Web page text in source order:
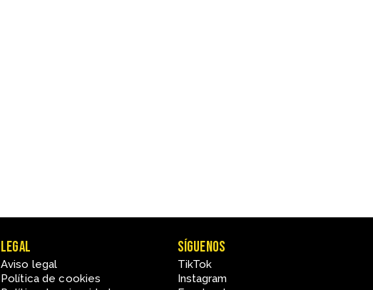
Legal
Aviso legal
Política de cookies
Síguenos
TikTok
Instagram